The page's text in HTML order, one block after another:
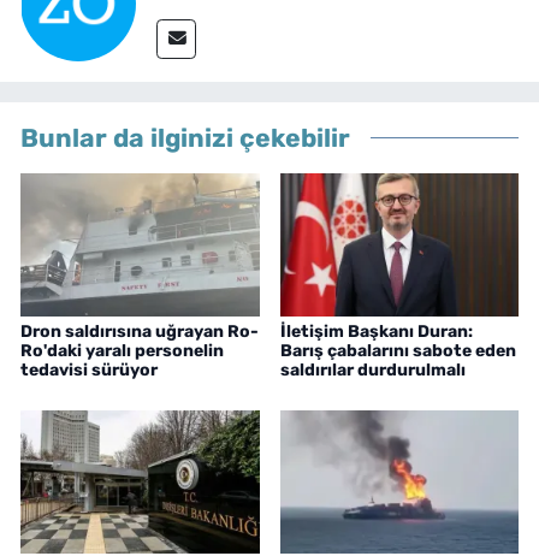
Bunlar da ilginizi çekebilir
Dron saldırısına uğrayan Ro-
Ro'daki yaralı personelin
tedavisi sürüyor
İletişim Başkanı Duran:
Barış çabalarını sabote eden
saldırılar durdurulmalı